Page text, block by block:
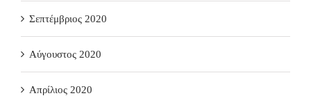
Σεπτέμβριος 2020
Αύγουστος 2020
Απρίλιος 2020